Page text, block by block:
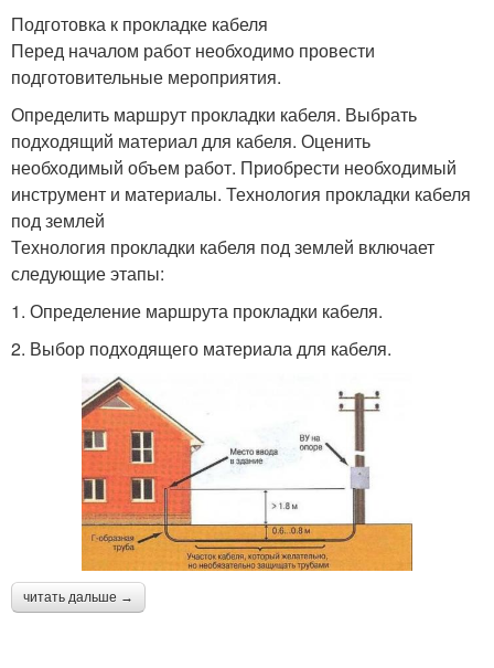
Подготовка к прокладке кабеля
Перед началом работ необходимо провести
подготовительные мероприятия.
Определить маршрут прокладки кабеля. Выбрать
подходящий материал для кабеля. Оценить
необходимый объем работ. Приобрести необходимый
инструмент и материалы. Технология прокладки кабеля
под землей
Технология прокладки кабеля под землей включает
следующие этапы:
1. Определение маршрута прокладки кабеля.
2. Выбор подходящего материала для кабеля.
читать дальше →